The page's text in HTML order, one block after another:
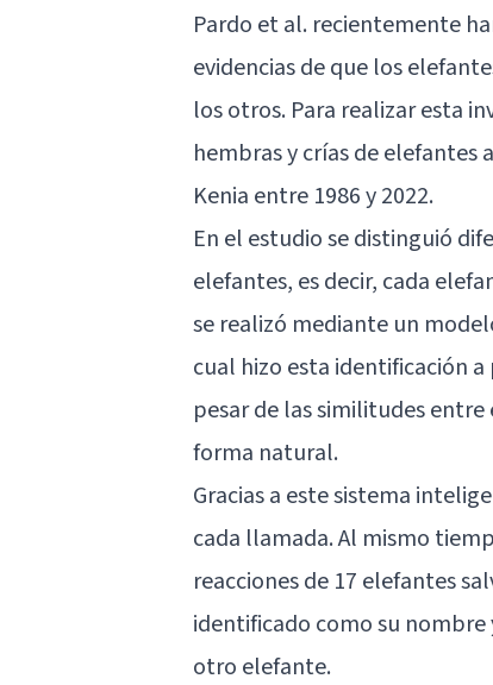
Pardo et al. recientemente
evidencias de que los
los otros. Para realizar esta
hembras y crías de elefantes
Kenia entre 1986 y 2022.
En el estudio se distinguió
elefantes, es decir, cada
se realizó mediante un
cual hizo esta identificación
pesar de las similitudes
forma natural.
Gracias a este sistema
cada llamada. Al mismo
reacciones de 17 elefantes
identificado como su nombre
otro elefante.